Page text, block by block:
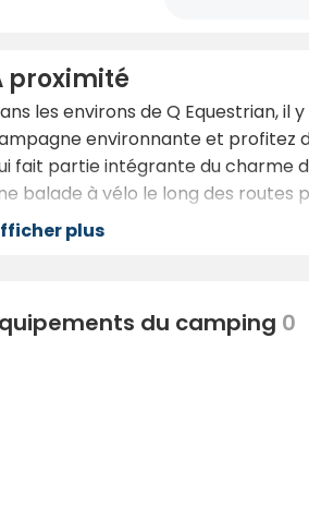
proximité
les environs de Q Equestrian,
environnante et profitez
fait partie intégrante du charme
balade à vélo le long des routes
plus
du camping 0